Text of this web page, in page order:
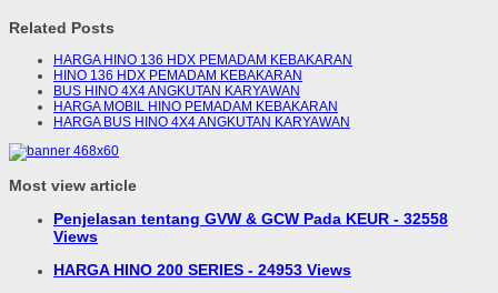
Related Posts
HARGA HINO 136 HDX PEMADAM KEBAKARAN
HINO 136 HDX PEMADAM KEBAKARAN
BUS HINO 4X4 ANGKUTAN KARYAWAN
HARGA MOBIL HINO PEMADAM KEBAKARAN
HARGA BUS HINO 4X4 ANGKUTAN KARYAWAN
Most view article
Penjelasan tentang GVW & GCW Pada KEUR - 32558
Views
HARGA HINO 200 SERIES - 24953 Views